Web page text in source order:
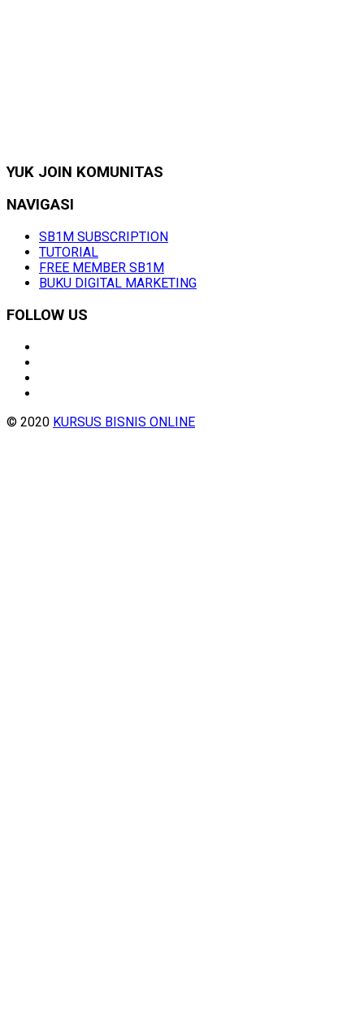
YUK JOIN KOMUNITAS
NAVIGASI
SB1M SUBSCRIPTION
TUTORIAL
FREE MEMBER SB1M
BUKU DIGITAL MARKETING
FOLLOW US
© 2020 KURSUS BISNIS ONLINE